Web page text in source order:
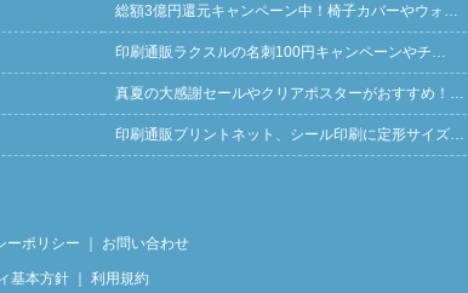
総額3億円還元キャンペーン中！椅子カバーやウォ…
印刷通販ラクスルの名刺100円キャンペーンやチ…
真夏の大感謝セールやクリアポスターがおすすめ！…
印刷通販プリントネット、シール印刷に定形サイズ…
ーポリシー ｜ お問い合わせ
基本方針｜ 利用規約